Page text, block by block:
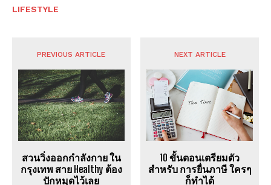
LIFESTYLE
PREVIOUS ARTICLE
สวนวิ่งออกกำลังกาย ใน
กรุงเทพ สาย Healthy ต้อง
ปักหมุดไว้เลย
NEXT ARTICLE
10 ขั้นตอนเตรียมตัว
สำหรับ การยื่นภาษี ใครๆ
ก็ทำได้